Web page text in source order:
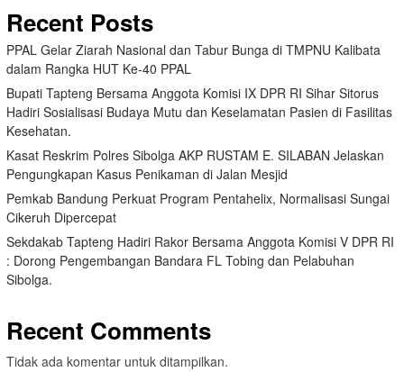
Recent Posts
PPAL Gelar Ziarah Nasional dan Tabur Bunga di TMPNU Kalibata
dalam Rangka HUT Ke-40 PPAL
Bupati Tapteng Bersama Anggota Komisi IX DPR RI Sihar Sitorus
Hadiri Sosialisasi Budaya Mutu dan Keselamatan Pasien di Fasilitas
Kesehatan.
Kasat Reskrim Polres Sibolga AKP RUSTAM E. SILABAN Jelaskan
Pengungkapan Kasus Penikaman di Jalan Mesjid
Pemkab Bandung Perkuat Program Pentahelix, Normalisasi Sungai
Cikeruh Dipercepat
Sekdakab Tapteng Hadiri Rakor Bersama Anggota Komisi V DPR RI
: Dorong Pengembangan Bandara FL Tobing dan Pelabuhan
Sibolga.
Recent Comments
Tidak ada komentar untuk ditampilkan.